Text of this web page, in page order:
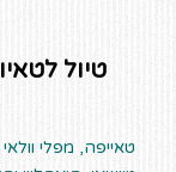
טיול
טאייפה, מפלי